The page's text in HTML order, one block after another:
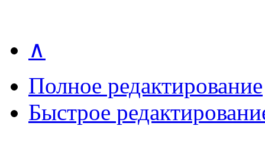
∧
Полное редактирование
Быстрое